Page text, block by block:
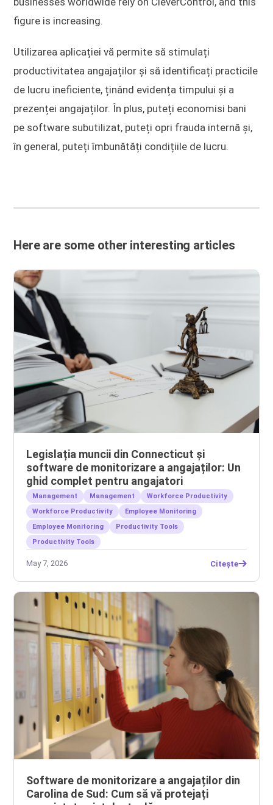
figure is increasing.
Utilizarea aplicației vă permite să stimulați
productivitatea angajaților și să identificați practicile
de lucru ineficiente, ținând evidența timpului și a
prezenței angajaților. În plus, puteți economisi bani
pe software subutilizat, puteți opri frauda internă și,
în general, puteți îmbunătăți condițiile de lucru.
Here are some other interesting articles
Legislația muncii din Connecticut și
software de monitorizare a angajaților: Un
ghid complet pentru angajatori
Management Management
Workforce Productivity
Workforce Productivity
Employee Monitoring
Employee Monitoring
Productivity Tools
Productivity Tools
May 7, 2026 Citește
Software de monitorizare a angajaților din
Carolina de Sud: Cum să vă protejați